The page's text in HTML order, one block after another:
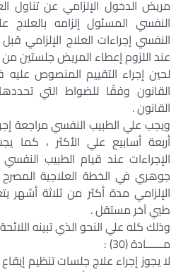
مريض الدخول الإلزامي عن تناول
النفسي المسئول إلزامه
النفسي إجراءات العلاج الإلزامي
عند اللزوم إعطاء المريض جلستين
القانون وفقًا للضواط التي تحددها
القانون .
ويجب علي الطبيب النفسي مراجعة
أربعة أسابيع علي الأكثر ، كما
الإجراءات عند قيام الطبيب النفسي
جوهري في الخطة العلاجية المصرح
الإلزامي مدة أكثر من ثلاثة أشهر
طبي آخر مستقل .
وذلك كله علي النحو الذي تبينه
مــــــادة (30) :
لا يجوز إجراء علاج جلسات تنظيم